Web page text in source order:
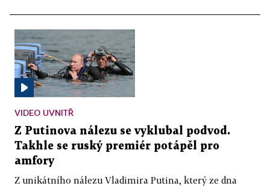
VIDEO UVNITŘ
Z Putinova nálezu se vyklubal podvod.
Takhle se ruský premiér potápěl pro
amfory
Z unikátního nálezu Vladimira Putina, který ze dna